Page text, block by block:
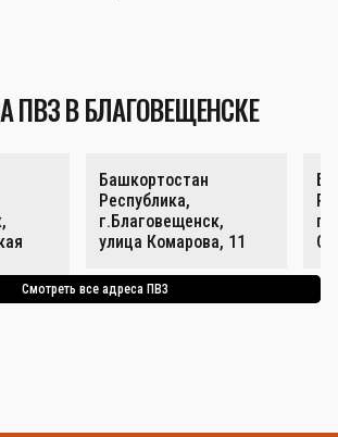
ПВЗ В БЛАГОВЕЩЕНСКЕ
Башкортостан
Республика,
г.Благовещенск,
улица Комарова, 11
Смотреть все адреса ПВЗ